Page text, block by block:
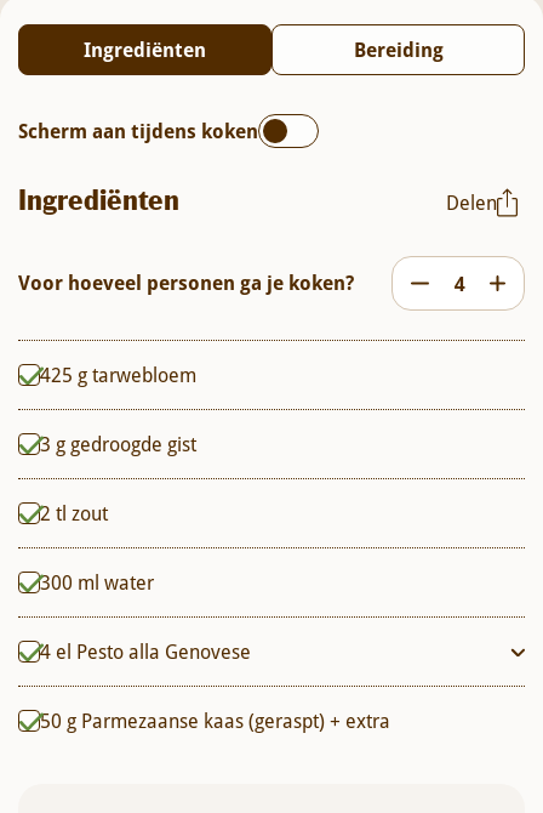
ga zelf aan de slag met deze simpele, maar
indrukwekkende pesto broodjes van Eef Kookt Zo.
Ingrediënten Bereiding
Scherm aan tijdens koken
Ingrediënten Delen
Voor hoeveel personen ga je koken?
425 gtarwebloem
3 g gedroogde gist
2 tl zout
300 ml water
4 el Pesto alla Genovese
50 g Parmezaanse kaas (geraspt) + extra